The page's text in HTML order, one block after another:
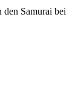
den Samurai bei